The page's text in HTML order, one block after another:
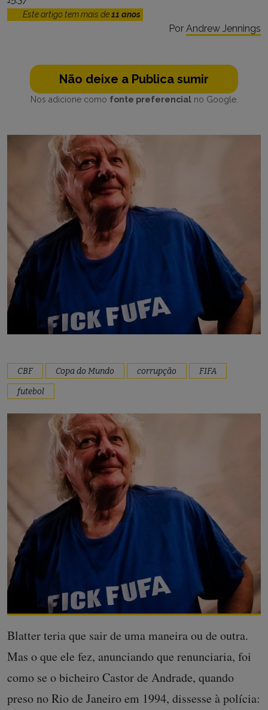
Este artigo tem mais de11 anos
Por Andrew Jennings
Não deixe a Publica sumir
Nos adicione como fonte preferencialno Google.
CBF Copa do Mundo corrupção
FIFA
futebol
Blatter teria que sair de uma maneira ou de outra.
Mas o que ele fez, anunciando que renunciaria, foi
como se o bicheiro Castor de Andrade, quando
preso no Rio de Janeiro em 1994, dissesse à polícia: